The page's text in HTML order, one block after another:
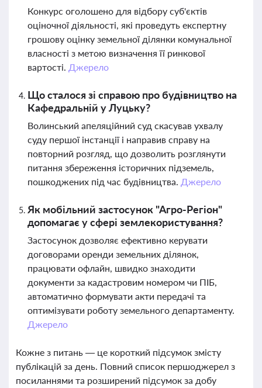
Конкурс оголошено для відбору суб'єктів
оціночної діяльності, які проведуть експертну
грошову оцінку земельної ділянки комунальної
власності з метою визначення її ринкової
вартості. Джерело
Що сталося зі справою про будівництво на
Кафедральній у Луцьку?
Волинський апеляційний суд скасував ухвалу
суду першої інстанції і направив справу на
повторний розгляд, що дозволить розглянути
питання збереження історичних підземель,
пошкоджених під час будівництва. Джерело
Як мобільний застосунок "Агро-Регіон"
допомагає у сфері землекористування?
Застосунок дозволяє ефективно керувати
договорами оренди земельних ділянок,
працювати офлайн, швидко знаходити
документи за кадастровим номером чи ПІБ,
автоматично формувати акти передачі та
оптимізувати роботу земельного департаменту.
Джерело
Кожне з питань — це короткий підсумок змісту
публікацій за день. Повний список першоджерел з
посиланнями та розширений підсумок за добу